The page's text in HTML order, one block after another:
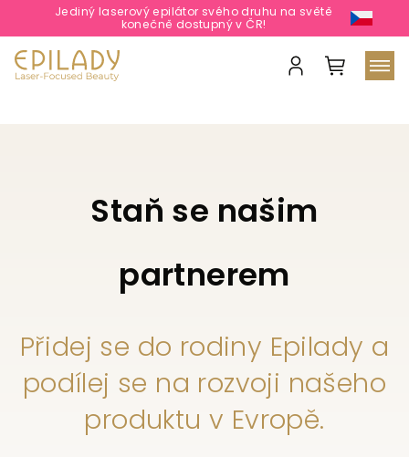
Jediný laserový epilátor svého druhu na světě
konečně dostupný v ČR!
Nákupní
Staň se našim
partnerem
Přidej se do rodiny Epilady a
podílej se na rozvoji našeho
produktu v Evropě.